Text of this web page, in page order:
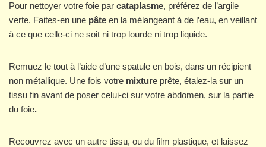
Pour nettoyer votre foie par cataplasme, préférez de l’argile
verte. Faites-en une pâte en la mélangeant à de l’eau, en veillant
à ce que celle-ci ne soit ni trop lourde ni trop liquide.
Remuez le tout à l’aide d’une spatule en bois, dans un récipient
non métallique. Une fois votre mixture prête, étalez-la sur un
tissu fin avant de poser celui-ci sur votre abdomen, sur la partie
du foie.
Recouvrez avec un autre tissu, ou du film plastique, et laissez